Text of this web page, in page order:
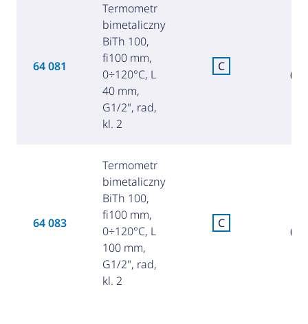
64 081
Termometr
bimetaliczny
BiTh 100,
fi100 mm,
0÷120°C, L
40 mm,
G1/2", rad,
kl. 2
C
64 083
Termometr
bimetaliczny
BiTh 100,
fi100 mm,
0÷120°C, L
100 mm,
G1/2", rad,
kl. 2
C